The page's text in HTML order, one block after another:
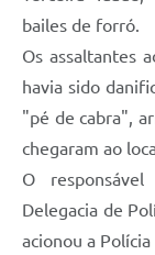
bailes de forró.
Os assaltantes
havia sido
"pé de cabra",
chegaram ao
O
Delegacia de
acionou a